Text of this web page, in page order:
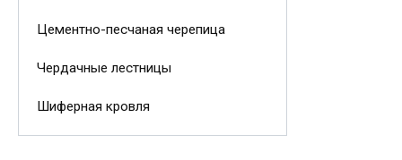
Цементно-песчаная черепица
Чердачные лестницы
Шиферная кровля